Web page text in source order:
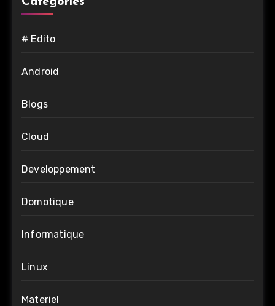
# Edito
Android
Blogs
Cloud
Developpement
Domotique
Informatique
Linux
Materiel